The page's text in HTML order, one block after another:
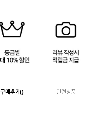
구매후기() 관련상품